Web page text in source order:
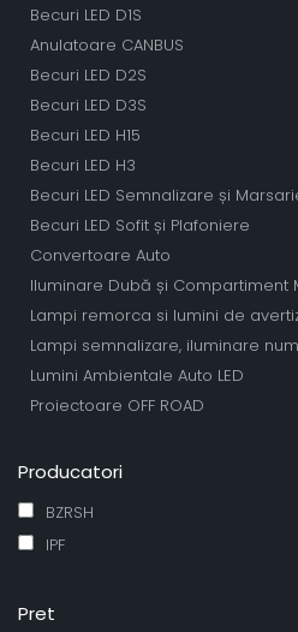
Becuri LED D1S
Anulatoare CANBUS
Becuri LED D2S
Becuri LED D3S
Becuri LED H15
Becuri LED H3
Becuri LED Semnalizare și
Becuri LED Sofit și Plafoniere
Convertoare Auto
Iluminare Dubă și Compartiment
Lampi remorca si lumini de
Lampi semnalizare, iluminare
Lumini Ambientale Auto LED
Proiectoare OFF ROAD
Producatori
BZRSH
IPF
Pret